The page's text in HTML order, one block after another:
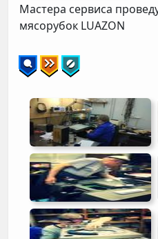
Мастера сервиса
мясорубок LUAZON